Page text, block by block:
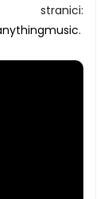
.